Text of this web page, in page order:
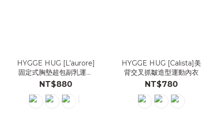
HYGGE HUG [L’aurore]
固定式胸墊超包副乳運動
內衣
NT$880
HYGGE HUG [Calista]美
背交叉抓皺造型運動內衣
NT$780